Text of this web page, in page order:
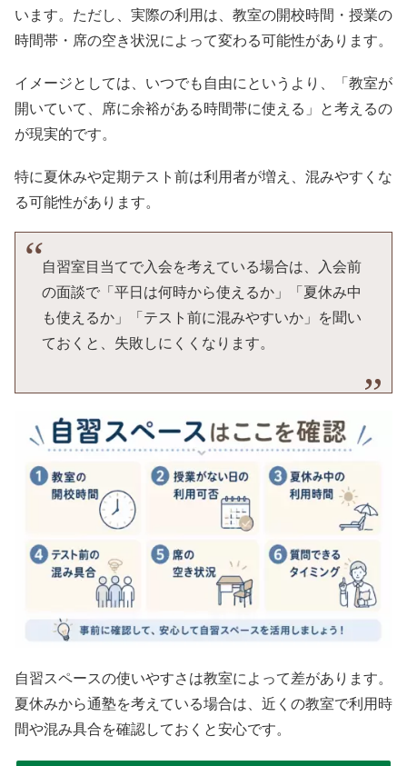
います。ただし、実際の利用は、教室の開校時間・授業の
時間帯・席の空き状況によって変わる可能性があります。
イメージとしては、いつでも自由にというより、「教室が
開いていて、席に余裕がある時間帯に使える」と考えるの
が現実的です。
特に夏休みや定期テスト前は利用者が増え、混みやすくな
る可能性があります。
自習室目当てで入会を考えている場合は、入会前
の面談で「平日は何時から使えるか」「夏休み中
も使えるか」「テスト前に混みやすいか」を聞い
ておくと、失敗しにくくなります。
自習スペースの使いやすさは教室によって差があります。
夏休みから通塾を考えている場合は、近くの教室で利用時
間や混み具合を確認しておくと安心です。